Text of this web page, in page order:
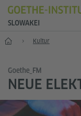
SLOWAKEI
Start Kultur
Goethe_FM
NEUE